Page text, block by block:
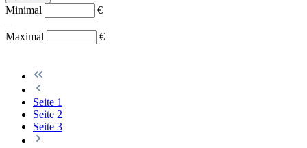
Minimal
€
–
Maximal
€
Seite 1
Seite 2
Seite 3